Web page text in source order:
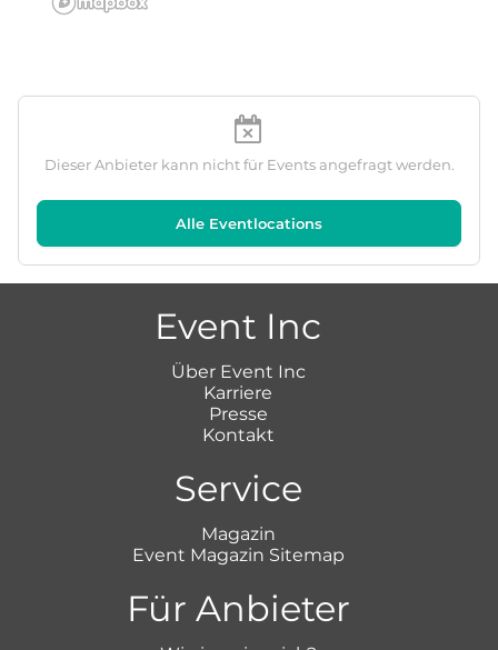
Dieser Anbieter kann nicht für Events angefragt werden.
Alle Eventlocations
Event Inc
Über Event Inc
Karriere
Presse
Kontakt
Service
Magazin
Event Magazin Sitemap
Für Anbieter